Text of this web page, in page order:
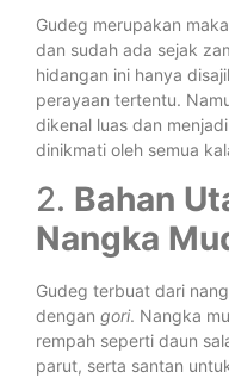
Gudeg merupakan
dan sudah ada sejak
hidangan ini hanya
perayaan tertentu.
dikenal luas dan
dinikmati oleh semua
2. Bahan
Nangka
Gudeg terbuat dari
dengan gori. Nangka
rempah seperti daun
parut, serta santan